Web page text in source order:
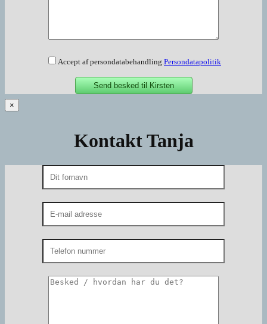
Accept af persondatabehandling. Persondatapolitik
×
Kontakt Tanja